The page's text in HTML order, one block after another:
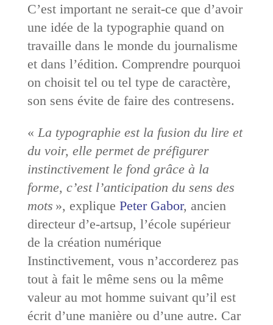
C’est important ne serait-ce que d’avoir
une idée de la typographie quand on
travaille dans le monde du journalisme
et dans l’édition. Comprendre pourquoi
on choisit tel ou tel type de caractère,
son sens évite de faire des contresens.
« La typographie est la fusion du lire et
du voir, elle permet de préfigurer
instinctivement le fond grâce à la
forme, c’est l’anticipation du sens des
mots », explique Peter Gabor, ancien
directeur d’e-artsup, l’école supérieur
de la création numérique
Instinctivement, vous n’accorderez pas
tout à fait le même sens ou la même
valeur au mot homme suivant qu’il est
écrit d’une manière ou d’une autre. Car